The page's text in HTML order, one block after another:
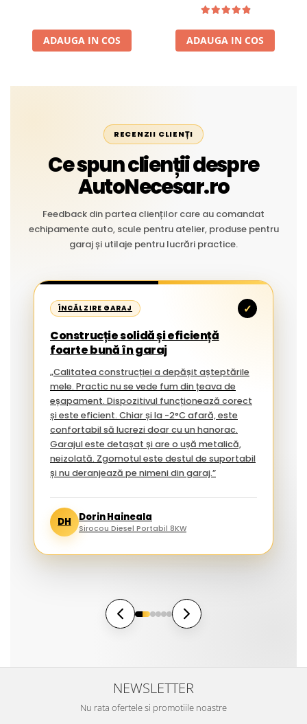
Liniar
ADAUGA IN COS ADAUGA IN COS
RECENZII CLIENȚI
Ce spun clienții despre
AutoNecesar.ro
Feedback din partea clienților care au comandat
echipamente auto, scule pentru atelier, produse pentru
garaj și utilaje pentru lucrări practice.
ÎNCĂLZIRE GARAJ ✓
Construcție solidă și eficiență
foarte bună în garaj
„Calitatea construcției a depășit așteptările
mele. Practic nu se vede fum din țeava de
eșapament. Dispozitivul funcționează corect
și este eficient. Chiar și la -2°C afară, este
confortabil să lucrezi doar cu un hanorac.
Garajul este detașat și are o ușă metalică,
neizolată. Zgomotul este destul de suportabil
și nu deranjează pe nimeni din garaj.”
DH Dorin Haineala
Sirocou Diesel Portabil 8KW
NEWSLETTER
Nu rata ofertele si promotiile noastre